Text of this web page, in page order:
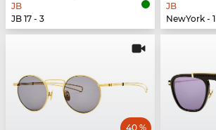
JB
JB 17 - 3
JB
NewYork - 1
40 %